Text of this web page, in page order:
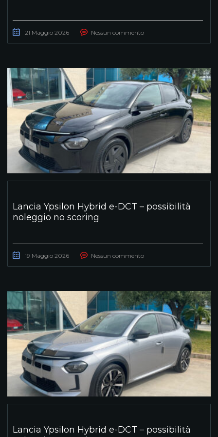
21 Maggio 2026 Nessun commento
Lancia Ypsilon Hybrid e-DCT – possibilità
noleggio no scoring
19 Maggio 2026 Nessun commento
Lancia Ypsilon Hybrid e-DCT – possibilità